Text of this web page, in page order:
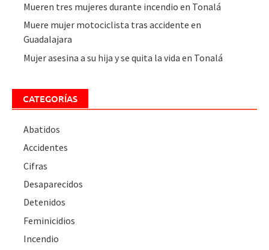
Mueren tres mujeres durante incendio en Tonalá
Muere mujer motociclista tras accidente en
Guadalajara
Mujer asesina a su hija y se quita la vida en Tonalá
CATEGORÍAS
Abatidos
Accidentes
Cifras
Desaparecidos
Detenidos
Feminicidios
Incendio